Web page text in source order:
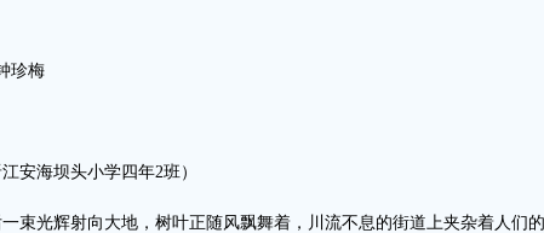
珍梅
海坝头小学四年2班）
光辉射向大地，树叶正随风飘舞着，川流不息的街道上夹杂着人们的